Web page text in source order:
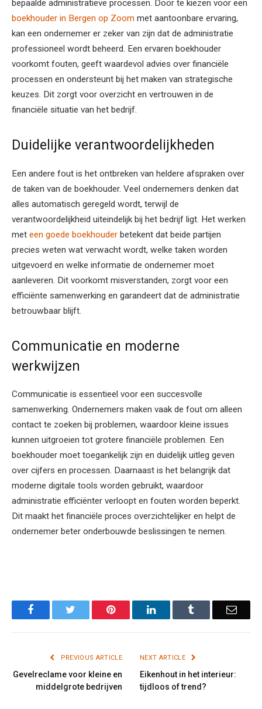
bepaalde administratieve processen. Door te kiezen voor een
boekhouder in Bergen op Zoom met aantoonbare ervaring,
kan een ondernemer er zeker van zijn dat de administratie
professioneel wordt beheerd. Een ervaren boekhouder
voorkomt fouten, geeft waardevol advies over financiële
processen en ondersteunt bij het maken van strategische
keuzes. Dit zorgt voor overzicht en vertrouwen in de
financiële situatie van het bedrijf.
Duidelijke verantwoordelijkheden
Een andere fout is het ontbreken van heldere afspraken over
de taken van de boekhouder. Veel ondernemers denken dat
alles automatisch geregeld wordt, terwijl de
verantwoordelijkheid uiteindelijk bij het bedrijf ligt. Het werken
met een goede boekhouder betekent dat beide partijen
precies weten wat verwacht wordt, welke taken worden
uitgevoerd en welke informatie de ondernemer moet
aanleveren. Dit voorkomt misverstanden, zorgt voor een
efficiënte samenwerking en garandeert dat de administratie
betrouwbaar blijft.
Communicatie en moderne
werkwijzen
Communicatie is essentieel voor een succesvolle
samenwerking. Ondernemers maken vaak de fout om alleen
contact te zoeken bij problemen, waardoor kleine issues
kunnen uitgroeien tot grotere financiële problemen. Een
boekhouder moet toegankelijk zijn en duidelijk uitleg geven
over cijfers en processen. Daarnaast is het belangrijk dat
moderne digitale tools worden gebruikt, waardoor
administratie efficiënter verloopt en fouten worden beperkt.
Dit maakt het financiële proces overzichtelijker en helpt de
ondernemer beter onderbouwde beslissingen te nemen.
Facebook Pinterest LinkedIn Email
PREVIOUS ARTICLE
Gevelreclame voor kleine en
middelgrote bedrijven
NEXT ARTICLE
Eikenhout in het interieur:
tijdloos of trend?